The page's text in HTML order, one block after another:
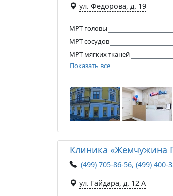
ул. Федорова, д. 19
МРТ головы
МРТ сосудов
МРТ мягких тканей
Показать все
Клиника «Жемчужина
(499) 705-86-56, (499) 400-
ул. Гайдара, д. 12 А